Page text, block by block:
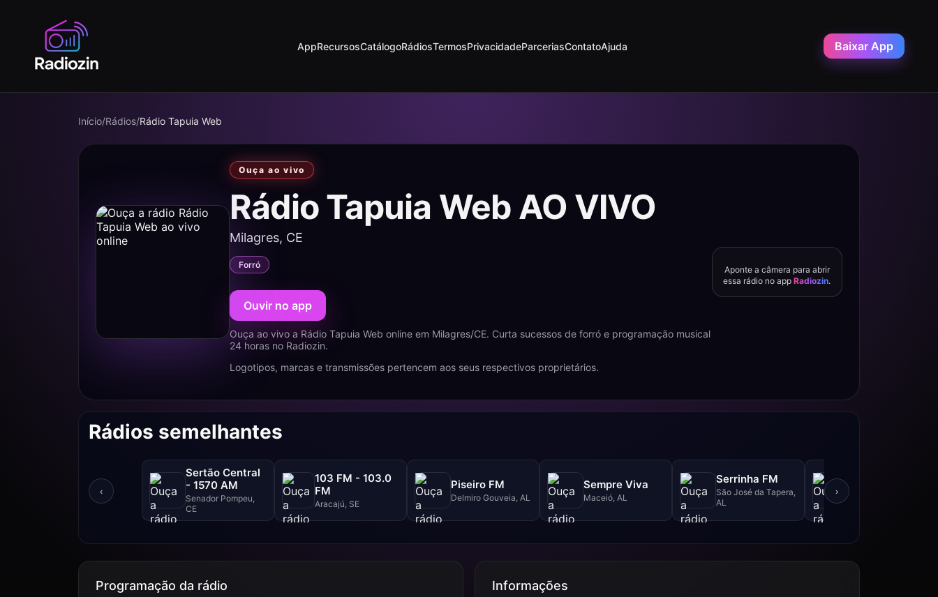
AppRecursosCatálogoRádiosTermosPrivacidadeParceriasContatoAjuda Baixar App
Início/Rádios/Rádio Tapuia Web
Ouça ao vivo
Rádio Tapuia Web AO VIVO
Milagres, CE
Forró
Ouvir no app
Ouça ao vivo a Rádio Tapuia Web online em Milagres/CE. Curta sucessos de forró e programação musical
24 horas no Radiozin.
Logotipos, marcas e transmissões pertencem aos seus respectivos proprietários.
Aponte a câmera para abrir
essa rádio no appRadiozin.
Rádios semelhantes
‹
Sertão Central
- 1570 AM
Senador Pompeu,
CE
103 FM - 103.0
FM
Aracajú, SE
Piseiro FM
Delmiro Gouveia, AL
Sempre Viva
Maceió, AL
Serrinha FM
São José da Tapera,
AL
Teotônio Vilela, AL
›
Programação da rádio Informações